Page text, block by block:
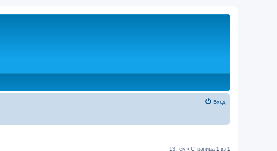
Вход
13 тем • Страница 1 из 1